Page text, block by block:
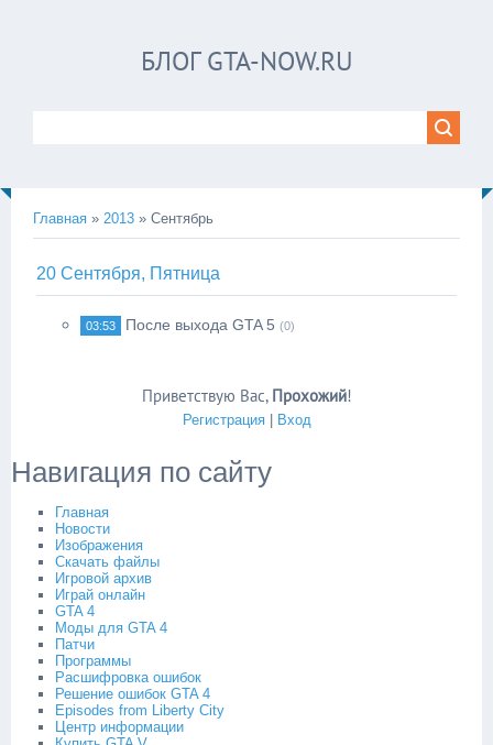
БЛОГ GTA-NOW.RU
Главная » 2013 » Сентябрь
20 Сентября, Пятница
03:53 После выхода GTA 5 (0)
Приветствую Вас, Прохожий!
Регистрация| Вход
Навигация по сайту
Главная
Новости
Изображения
Скачать файлы
Игровой архив
Играй онлайн
GTA 4
Моды для GTA 4
Патчи
Программы
Расшифровка ошибок
Решение ошибок GTA 4
Episodes from Liberty City
Центр информации